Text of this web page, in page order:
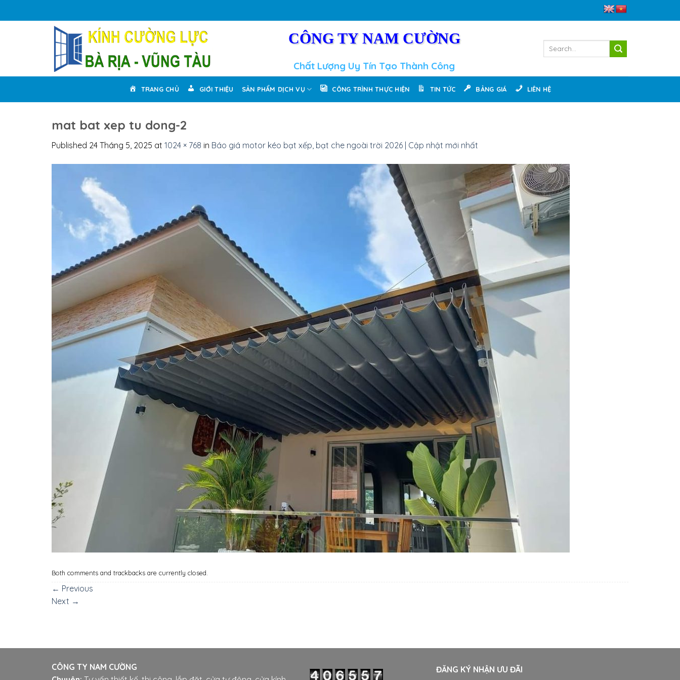
to
CÔNG TY NAM CƯỜNG
Chất Lượng Uy Tín Tạo Thành Công
TRANG CHỦ GIỚI THIỆU SẢN PHẨM DỊCH VỤ CÔNG TRÌNH THỰC HIỆN TIN TỨC BẢNG GIÁ LIÊN HỆ
mat bat xep tu dong-2
Published 24 Tháng 5, 2025 at 1024 × 768 in Báo giá motor kéo bạt xếp, bạt che ngoài trời 2026 | Cập nhật mới nhất
Both comments and trackbacks are currently closed.
← Previous
Next →
CÔNG TY NAM CƯỜNG
ĐĂNG KÝ NHẬN ƯU ĐÃI